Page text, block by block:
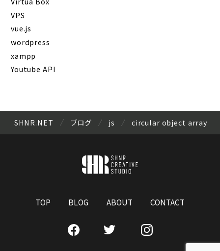
VPS
vue.js
wordpress
xampp
Youtube API
SHNR.NET ブログ js circular object array
TOP BLOG ABOUT CONTACT